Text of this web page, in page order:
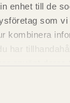
enhet till de
som
kombinera
har
digitala
innehåller